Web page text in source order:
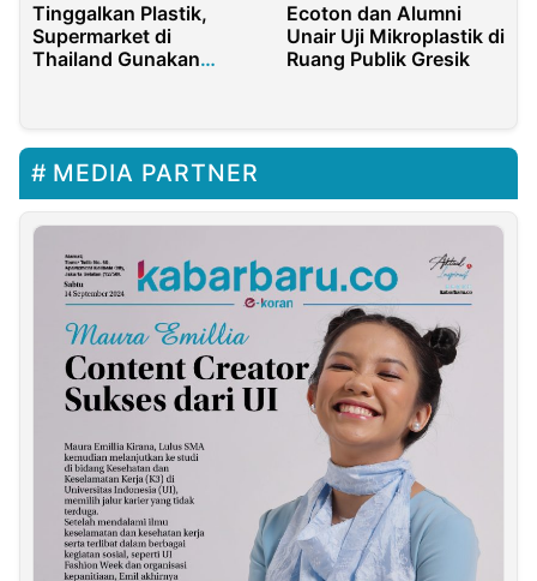
Tinggalkan Plastik,
Supermarket di
Thailand Gunakan
Ecoton dan Alumni
Unair Uji Mikroplastik di
Ruang Publik Gresik
MEDIA PARTNER